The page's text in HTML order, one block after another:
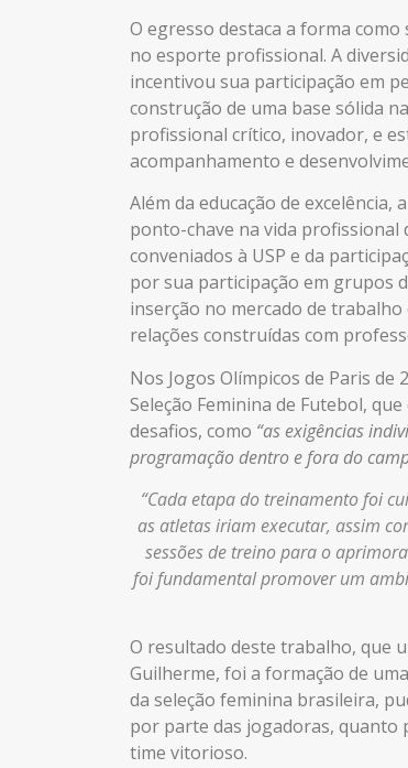
O egresso destaca a forma como
no esporte profissional. A
incentivou sua participação em
construção de uma base sólida
profissional crítico, inovador, e
acompanhamento e
Além da educação de
ponto-chave na vida profissional
conveniados à USP e da
por sua participação em grupos
inserção no mercado de
relações construídas com
Nos Jogos Olímpicos de Paris
Seleção Feminina de Futebol,
desafios, como “as exigências
programação dentro e fora do
“Cada etapa do treinamento foi
as atletas iriam executar, assim
sessões de treino para o
foi fundamental promover um
O resultado deste trabalho, que
Guilherme, foi a formação de
da seleção feminina brasileira,
por parte das jogadoras, quanto
time vitorioso.